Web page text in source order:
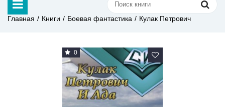
Главная Книги Боевая фантастика Кулак Петрович
0